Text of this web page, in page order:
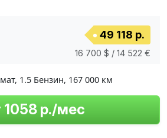
49 118 р.
16 700 $ / 14 522 €
, 1.5 Бензин, 167 000 км
1058 р./мес